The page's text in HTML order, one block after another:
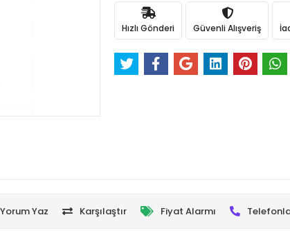
Hızlı Gönderi Güvenli Alışveriş
Yorum Yaz Karşılaştır Fiyat Alarmı